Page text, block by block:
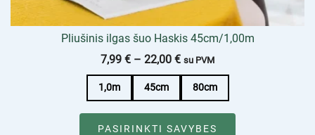
Pliušinis ilgas šuo Haskis 45cm/1,00m
7,99 € – 22,00 € su PVM
1,0m 45cm 80cm
PASIRINKTI SAVYBES